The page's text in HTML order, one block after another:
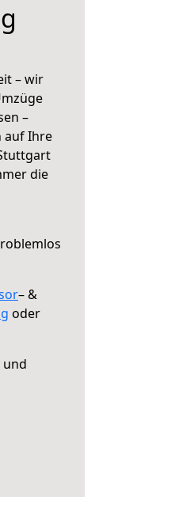
– wir
–
auf Ihre
die
– &
oder